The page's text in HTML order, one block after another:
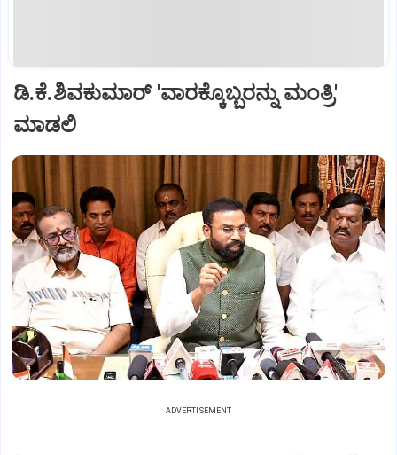
ಡಿ.ಕೆ.ಶಿವಕುಮಾರ್ 'ವಾರಕ್ಕೊಬ್ಬರನ್ನು ಮಂತ್ರಿ'
ಮಾಡಲಿ
ADVERTISEMENT